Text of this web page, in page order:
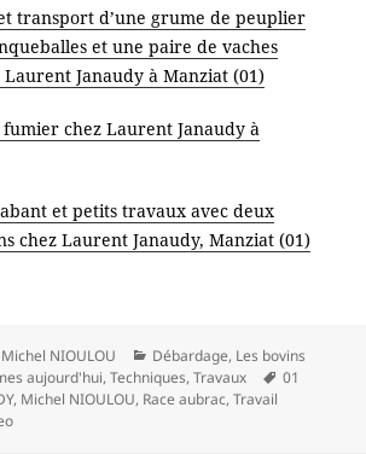
transport d’une grume de peuplier
et une paire de vaches
Laurent Janaudy à Manziat (01)
chez Laurent Janaudy à
et petits travaux avec deux
chez Laurent Janaudy, Manziat (01)
Auteur
Michel NIOULOU Catégories
Débardage, Les bovins
aujourd'hui,Techniques,Travaux
Mots-
01
, Michel NIOULOU, Race aubrac,Travail